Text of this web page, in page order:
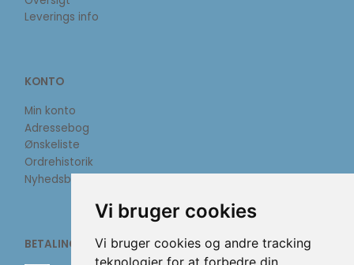
Vi bruger cookies
Vi bruger cookies og andre tracking
teknologier for at forbedre din
Leverings info
KONTO
Min konto
Adressebog
Ønskeliste
Ordrehistorik
Nyhedsbrev
BETALINGSMETODER